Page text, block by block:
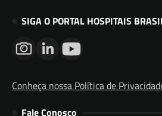
SIGA O PORTAL HOSPITAIS
Conheça nossa Política de
Fale Conosco